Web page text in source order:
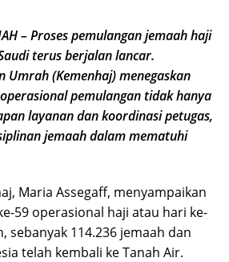
– Proses pemulangan jemaah haji
terus berjalan lancar.
Umrah (Kemenhaj) menegaskan
pemulangan tidak hanya
layanan dan koordinasi petugas,
jemaah dalam mematuhi
Maria Assegaff, menyampaikan
59 operasional haji atau hari ke-
sebanyak 114.236 jemaah dan
telah kembali ke Tanah Air.